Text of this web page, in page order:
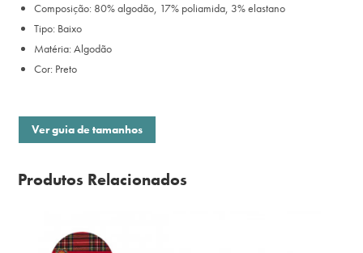
Composição: 80% algodão, 17% poliamida, 3% elastano
Tipo: Baixo
Matéria: Algodão
Cor: Preto
Ver guia de tamanhos
Produtos Relacionados